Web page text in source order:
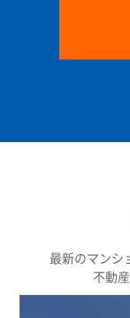
最新のマンシ
不動